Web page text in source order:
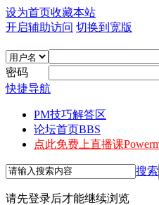
设为首页收藏本站
开启辅助访问 切换到宽版
密码
快捷导航
PM技巧解答区
论坛首页BBS
点此免费上直播课
搜索
请先登录后才能继续浏览